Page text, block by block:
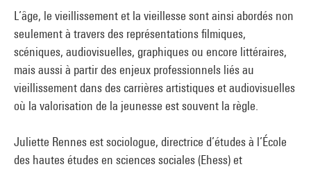
L’âge, le vieillissement et la vieillesse sont ainsi abordés non
seulement à travers des représentations filmiques,
scéniques, audiovisuelles, graphiques ou encore littéraires,
mais aussi à partir des enjeux professionnels liés au
vieillissement dans des carrières artistiques et audiovisuelles
où la valorisation de la jeunesse est souvent la règle.
Juliette Rennes est sociologue, directrice d’études à l’École
des hautes études en sciences sociales (Ehess) et